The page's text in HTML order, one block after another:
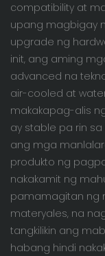
compatibility at
upang magbigay
upgrade ng
init, ang aming
advanced na
air-cooled at
makakapag-alis
ay stable pa rin
ang mga
produkto ng
nakakamit ng
pamamagitan ng
materyales, na
tangkilikin ang
habang hindi